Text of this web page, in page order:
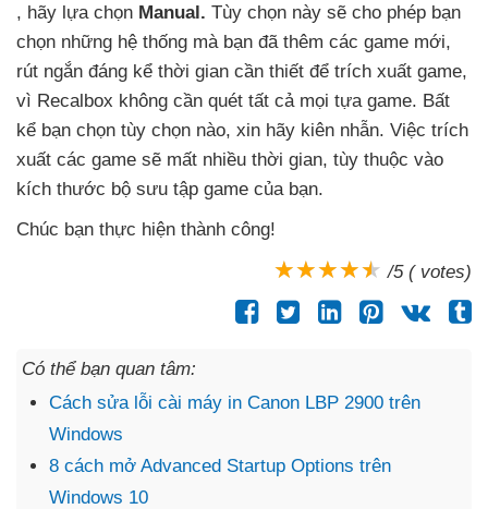
, hãy lựa chọn Manual. Tùy chọn này sẽ cho phép bạn
chọn những hệ thống mà bạn đã thêm các game mới,
rút ngắn đáng kể thời gian cần thiết để trích xuất game,
vì Recalbox không cần quét tất cả mọi tựa game. Bất
kể bạn chọn tùy chọn nào, xin hãy kiên nhẫn. Việc trích
xuất các game sẽ mất nhiều thời gian, tùy thuộc vào
kích thước bộ sưu tập game của bạn.
Chúc bạn thực hiện thành công!
/5 ( votes)
Có thể bạn quan tâm:
Cách sửa lỗi cài máy in Canon LBP 2900 trên
Windows
8 cách mở Advanced Startup Options trên
Windows 10